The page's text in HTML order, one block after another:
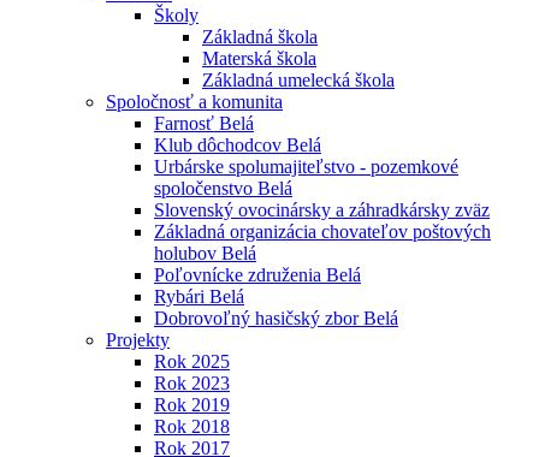
Školy
Základná škola
Materská škola
Základná umelecká škola
Spoločnosť a komunita
Farnosť Belá
Klub dôchodcov Belá
Urbárske spolumajiteľstvo - pozemkové
spoločenstvo Belá
Slovenský ovocinársky a záhradkársky zväz
Základná organizácia chovateľov poštových
holubov Belá
Poľovnícke združenia Belá
Rybári Belá
Dobrovoľný hasičský zbor Belá
Projekty
Rok 2025
Rok 2023
Rok 2019
Rok 2018
Rok 2017